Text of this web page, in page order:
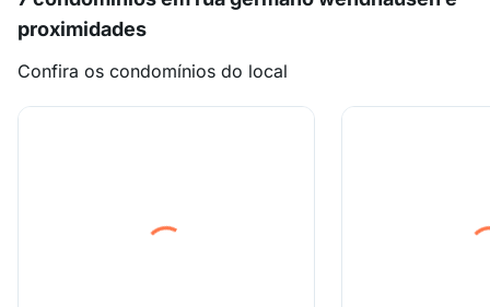
proximidades
Confira os condomínios do local